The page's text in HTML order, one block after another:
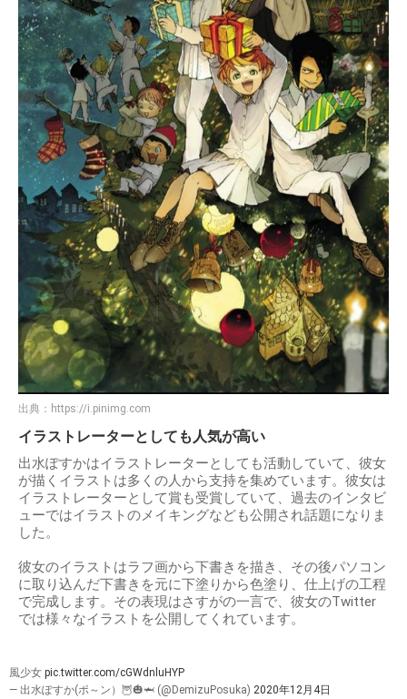
出典： https://i.pinimg.com
イラストレーターとしても人気が高い
出水ぽすかはイラストレーターとしても活動していて、彼女
が描くイラストは多くの人から支持を集めています。彼女は
イラストレーターとして賞も受賞していて、過去のインタビ
ューではイラストのメイキングなども公開され話題になりま
した。
彼女のイラストはラフ画から下書きを描き、その後パソコン
に取り込んだ下書きを元に下塗りから色塗り、仕上げの工程
で完成します。その表現はさすがの一言で、彼女のTwitter
では様々なイラストを公開してくれています。
風少女 pic.twitter.com/cGWdnluHYP
— 出水ぽすか(ポ～ン）🦉🎃🦈 (@DemizuPosuka) 2020年12月4日